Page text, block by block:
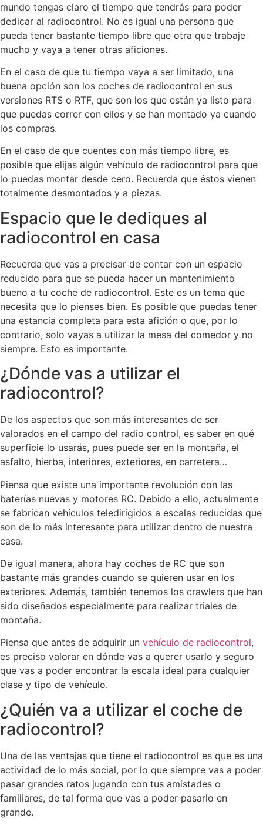
mundo tengas claro el tiempo que tendrás para poder
dedicar al radiocontrol. No es igual una persona que
pueda tener bastante tiempo libre que otra que trabaje
mucho y vaya a tener otras aficiones.
En el caso de que tu tiempo vaya a ser limitado, una
buena opción son los coches de radiocontrol en sus
versiones RTS o RTF, que son los que están ya listo para
que puedas correr con ellos y se han montado ya cuando
los compras.
En el caso de que cuentes con más tiempo libre, es
posible que elijas algún vehículo de radiocontrol para que
lo puedas montar desde cero. Recuerda que éstos vienen
totalmente desmontados y a piezas.
Espacio que le dediques al
radiocontrol en casa
Recuerda que vas a precisar de contar con un espacio
reducido para que se pueda hacer un mantenimiento
bueno a tu coche de radiocontrol. Este es un tema que
necesita que lo pienses bien. Es posible que puedas tener
una estancia completa para esta afición o que, por lo
contrario, solo vayas a utilizar la mesa del comedor y no
siempre. Esto es importante.
¿Dónde vas a utilizar el
radiocontrol?
De los aspectos que son más interesantes de ser
valorados en el campo del radio control, es saber en qué
superficie lo usarás, pues puede ser en la montaña, el
asfalto, hierba, interiores, exteriores, en carretera…
Piensa que existe una importante revolución con las
baterías nuevas y motores RC. Debido a ello, actualmente
se fabrican vehículos teledirigidos a escalas reducidas que
son de lo más interesante para utilizar dentro de nuestra
casa.
De igual manera, ahora hay coches de RC que son
bastante más grandes cuando se quieren usar en los
exteriores. Además, también tenemos los crawlers que han
sido diseñados especialmente para realizar triales de
montaña.
Piensa que antes de adquirir un vehículo de radiocontrol,
es preciso valorar en dónde vas a querer usarlo y seguro
que vas a poder encontrar la escala ideal para cualquier
clase y tipo de vehículo.
¿Quién va a utilizar el coche de
radiocontrol?
Una de las ventajas que tiene el radiocontrol es que es una
actividad de lo más social, por lo que siempre vas a poder
pasar grandes ratos jugando con tus amistades o
familiares, de tal forma que vas a poder pasarlo en
grande.